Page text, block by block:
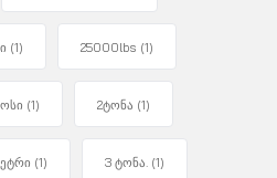
(1) 25000lbs (1)
(1) 2ტონა (1)
(1) 3 ტონა. (1)